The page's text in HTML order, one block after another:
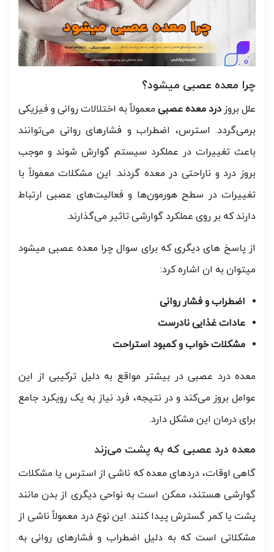
چرا معده عصبی میشود؟
علل بروز درد معده عصبی معمولاً به اختلالات روانی و فیزیکی
برمی‌گردد. استرس، اضطراب و فشارهای روانی می‌توانند
باعث تغییرات در عملکرد سیستم گوارش شوند و موجب
بروز درد و ناراحتی در معده گردند. این مشکلات معمولاً با
تغییرات در سطح هورمون‌ها و فعالیت‌های عصبی ارتباط
دارند که بر روی عملکرد گوارشی تاثیر می‌گذارند.
از پاسخ های دیگری که برای سوال چرا معده عصبی میشود
میتوان به ان اشاره کرد:
اضطراب و فشار روانی
عادات غذایی نادرست
مشکلات خواب و کمبود استراحت
معده درد عصبی در بیشتر مواقع به دلیل ترکیبی از این
عوامل بروز می‌کند و در نتیجه، فرد نیاز به یک رویکرد جامع
برای درمان این مشکل دارد.
معده درد عصبی که به پشت می‌زند
گاهی اوقات، دردهای معده که ناشی از استرس یا مشکلات
گوارشی هستند، ممکن است به نواحی دیگری از بدن مانند
پشت یا کمر گسترش پیدا کنند. این نوع درد معمولاً ناشی از
مشکلاتی است که به دلیل اضطراب و فشارهای روانی به